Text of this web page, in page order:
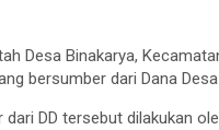
Desa Binakarya,
bersumber dari Dana
dari DD tersebut dilakukan